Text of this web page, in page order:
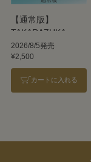
【通常版】
TAKARAZUKA
REVUE 2026
2026/8/5発売
¥2,500
カートに入れる